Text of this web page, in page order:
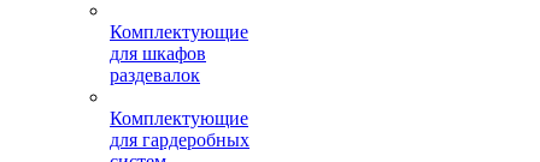
Комплектующие
для шкафов
раздевалок
Комплектующие
для гардеробных